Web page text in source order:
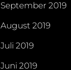
September 2019
August 2019
Juli 2019
Juni 2019